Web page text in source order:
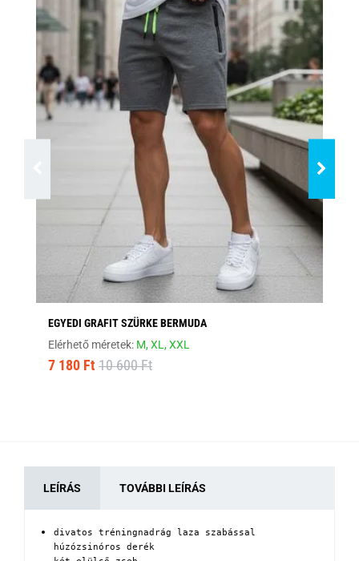
EGYEDI GRAFIT SZÜRKE BERMUDA
Elérhető méretek: M,XL,XXL
7 180 Ft 10 600 Ft
LEÍRÁS TOVÁBBI LEÍRÁS
divatos tréningnadrág laza szabással
húzózsinóros derék